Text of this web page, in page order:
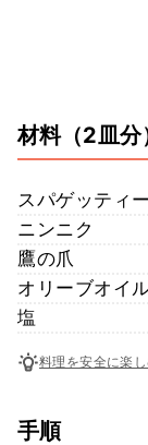
材料（2皿分
スパゲッティ
ニンニク
鷹の爪
オリーブオイ
塩
料理を安全に楽
手順